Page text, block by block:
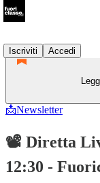
Iscriviti
Accedi
📩Newsletter
📽️ Diretta
12:30 -